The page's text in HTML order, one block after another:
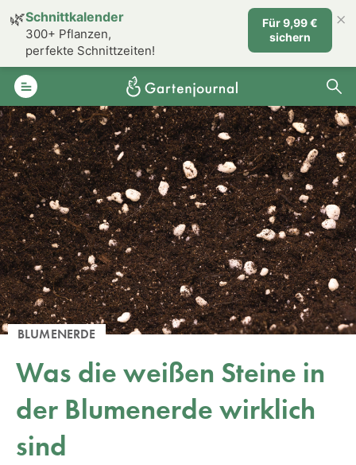
BLUMENERDE
Was die weißen Steine in
der Blumenerde wirklich
sind
🌿Schnittkalender
300+ Pflanzen,
perfekte Schnittzeiten!
Für 9,99 €
sichern
×